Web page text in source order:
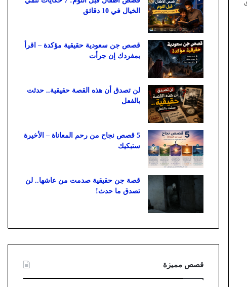
الخيال في 10 دقائق
قصص جن سعودية حقيقية مؤكدة – اقرأ
بمفردك إن جرأت
لن تصدق أن هذه القصة حقيقية.. حدثت
بالفعل
5 قصص نجاح من رحم المعاناة – الأخيرة
ستبكيك
قصة جن حقيقية صدمت من عاشها.. لن
تصدق ما حدث!
قصص مميزة